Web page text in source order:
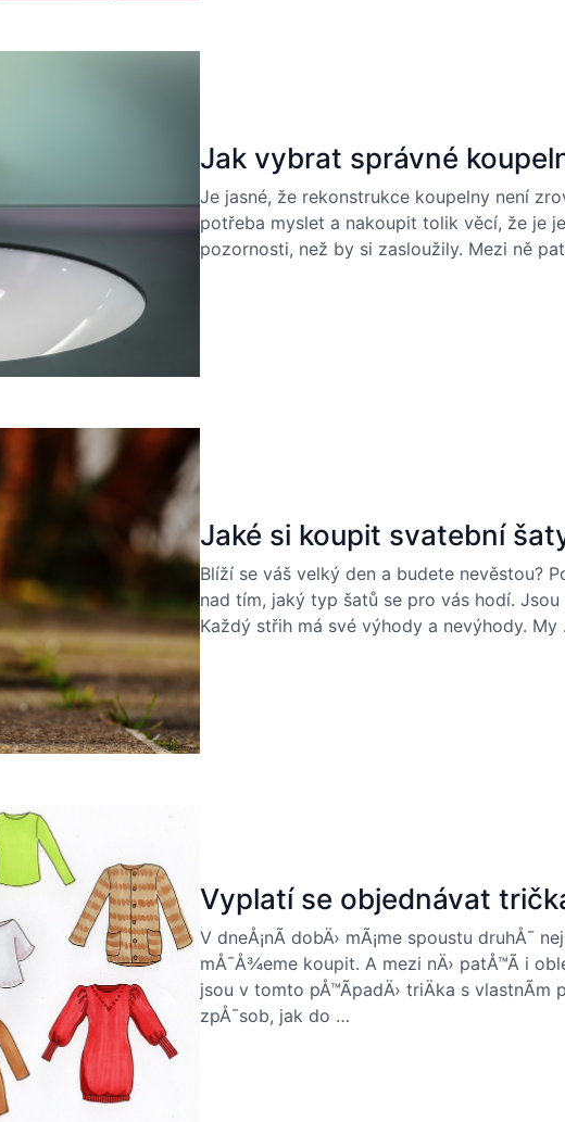
Jak vybrat správné
Je jasné, že rekonstrukce koupelny není
potřeba myslet a nakoupit tolik věcí, že je
pozornosti, než by si zasloužily. Mezi ně
Jaké si koupit svatební
Blíží se váš velký den a budete nevěstou?
nad tím, jaký typ šatů se pro vás hodí.
Každý střih má své výhody a nevýhody. My
Vyplatí se objednávat
V dneÅ¡nÃ­ dobÄ› mÃ¡me spoustu druhÅ¯
mÅ¯Å¾eme koupit. A mezi nÄ› patÅ™Ã­ i
jsou v tomto pÅ™Ã­padÄ› triÄka s vlastnÃ­m
zpÅ¯sob, jak do …